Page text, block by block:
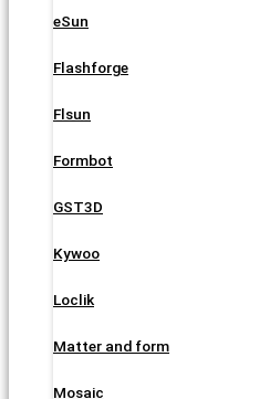
eSun
Flashforge
Flsun
Formbot
GST3D
Kywoo
Loclik
Matter and form
Mosaic